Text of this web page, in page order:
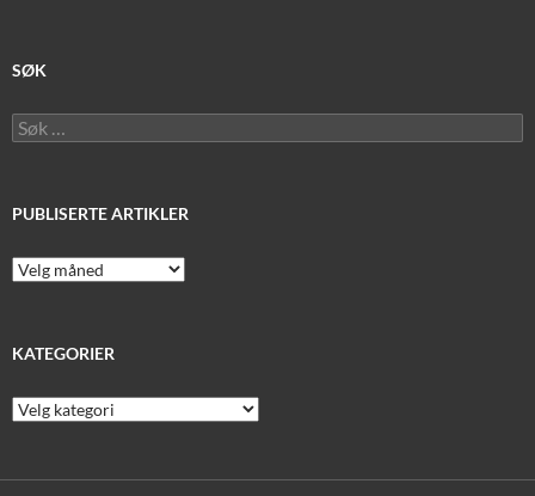
SØK
Søk
etter:
PUBLISERTE ARTIKLER
Publiserte
artikler
KATEGORIER
Kategorier